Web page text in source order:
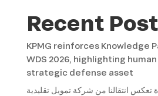
Recent
KPMG reinforces Knowledge
WDS 2026, highlighting
strategic defense asset
تعكس انتقالنا من شركة تمويل تقليدية